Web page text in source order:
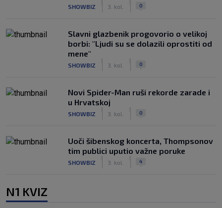
SHOWBIZ 3. kol. 0
Slavni glazbenik progovorio o velikoj
borbi: "Ljudi su se dolazili oprostiti od
mene"
SHOWBIZ 3. kol. 0
Novi Spider-Man ruši rekorde zarade i
u Hrvatskoj
SHOWBIZ 3. kol. 0
Uoči šibenskog koncerta, Thompsonov
tim publici uputio važne poruke
SHOWBIZ 3. kol. 4
N1 KVIZ